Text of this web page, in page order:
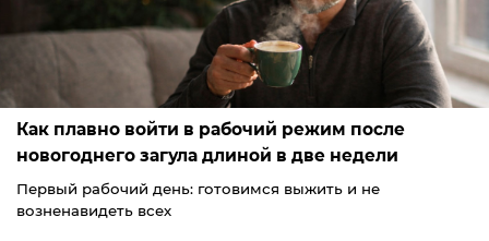
Как плавно войти в рабочий режим после
новогоднего загула длиной в две недели
Первый рабочий день: готовимся выжить и не
возненавидеть всех